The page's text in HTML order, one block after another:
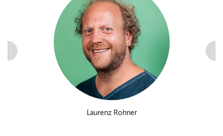
Laurenz Rohner